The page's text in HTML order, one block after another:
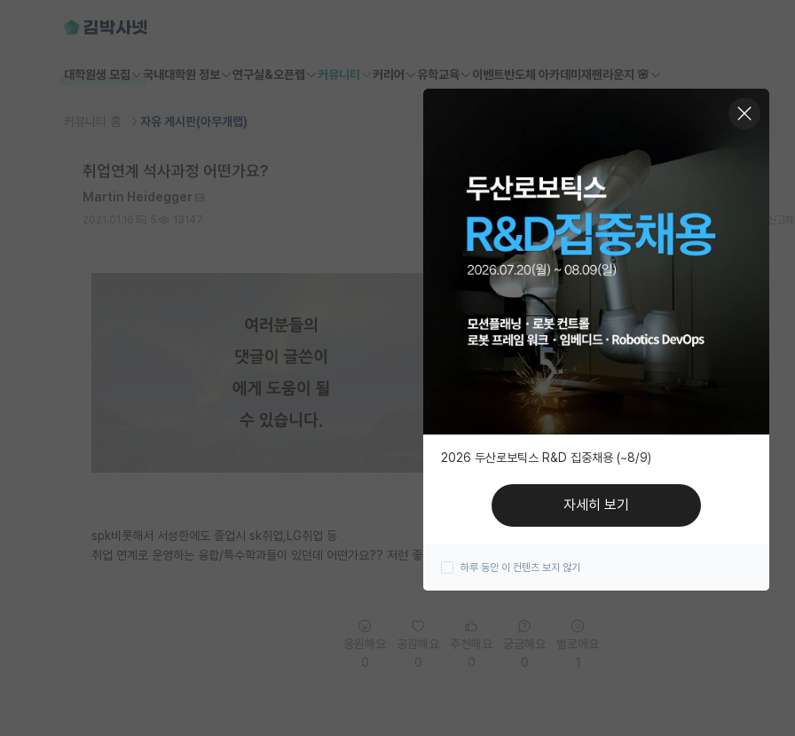
대학원생 모집 국내대학원 정보 연구실&오픈랩 커뮤니티 커리어 유학교육 이벤트반도체 아카데미 재팬라운지 🌸
커뮤니티 홈 자유 게시판(아무개랩)
취업연계 석사과정 어떤가요?
Martin Heidegger
spk비롯해서 서성한에도 졸업시 sk취업,LG취업 등
취업 연계로 운영하는 융합/특수학과들이 있던데 어떤가요?? 저런 좋은 청사진이 있으니 입학도 훨 어렵겠죠?
2026 두산로보틱스 R&D 집중채용 (~8/9)
자세히 보기
하루 동안 이 컨텐츠 보지 않기